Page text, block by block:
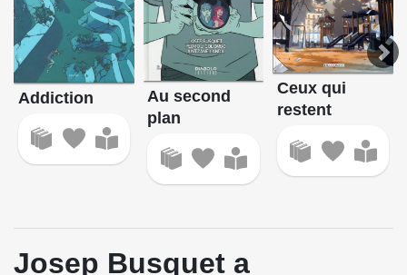
Addiction
Au second
plan
Ceux qui
restent
Josep Busquet a